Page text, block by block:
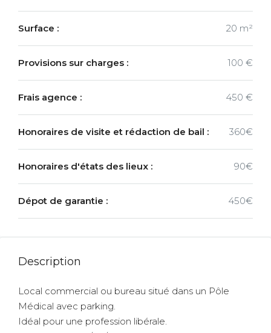
Surface : 20 m²
Provisions sur charges : 100 €
Frais agence : 450 €
Honoraires de visite et rédaction de bail : 360€
Honoraires d'états des lieux : 90€
Dépot de garantie : 450€
Description
Local commercial ou bureau situé dans un Pôle
Médical avec parking.
Idéal pour une profession libérale.